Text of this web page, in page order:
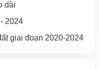
dài
2024
giai đoạn 2020-2024